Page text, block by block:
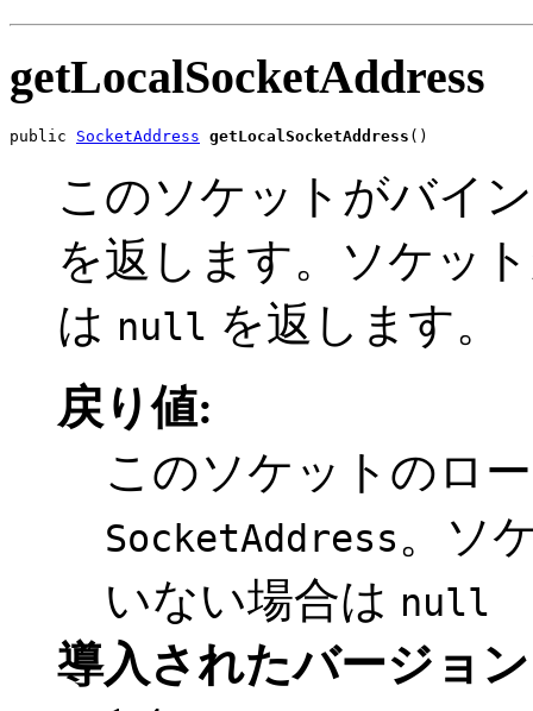
getLocalSocketAddress
public SocketAddress getLocalSocketAddress ()
このソケットがバイ
を返します。ソケッ
は null を返します。
戻り値:
このソケットのロ
SocketAddress。ソ
いない場合は null
導入されたバージョ